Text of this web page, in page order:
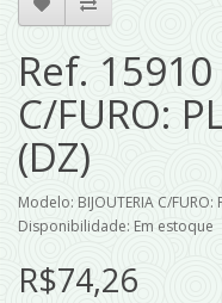
Ref. 15910
C/FURO:
(DZ)
Modelo: BIJOUTERIA C/FURO:
Disponibilidade: Em estoque
R$74,26